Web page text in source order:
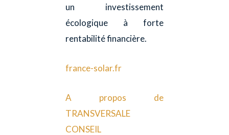
un investissement
écologique à forte
rentabilité financière.
france-solar.fr
A propos de
TRANSVERSALE
CONSEIL